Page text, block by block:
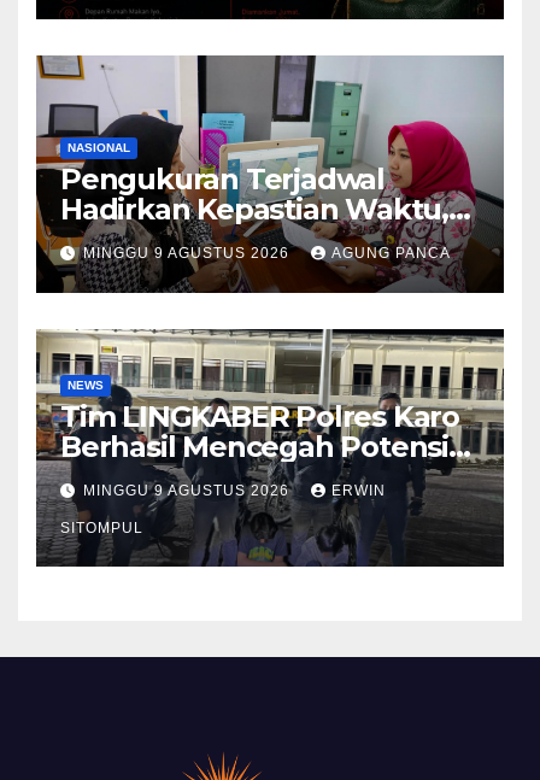
NASIONAL
Pengukuran Terjadwal
Hadirkan Kepastian Waktu,
Masyarakat Tak Perlu Lama
Menunggu Layanan
Pertanahan
MINGGU 9 AGUSTUS 2026 AGUNG PANCA
NEWS
Tim LINGKABER Polres Karo
Berhasil Mencegah Potensi
Tawuran di Berastagi
MINGGU 9 AGUSTUS 2026 ERWIN
SITOMPUL